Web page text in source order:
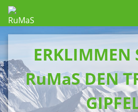
ERKLIMMEN
RuMaS DEN